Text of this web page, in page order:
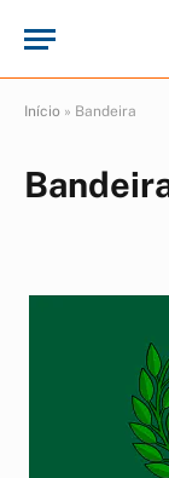
Início » Bandeira